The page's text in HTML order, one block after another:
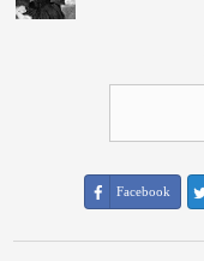
Facebook